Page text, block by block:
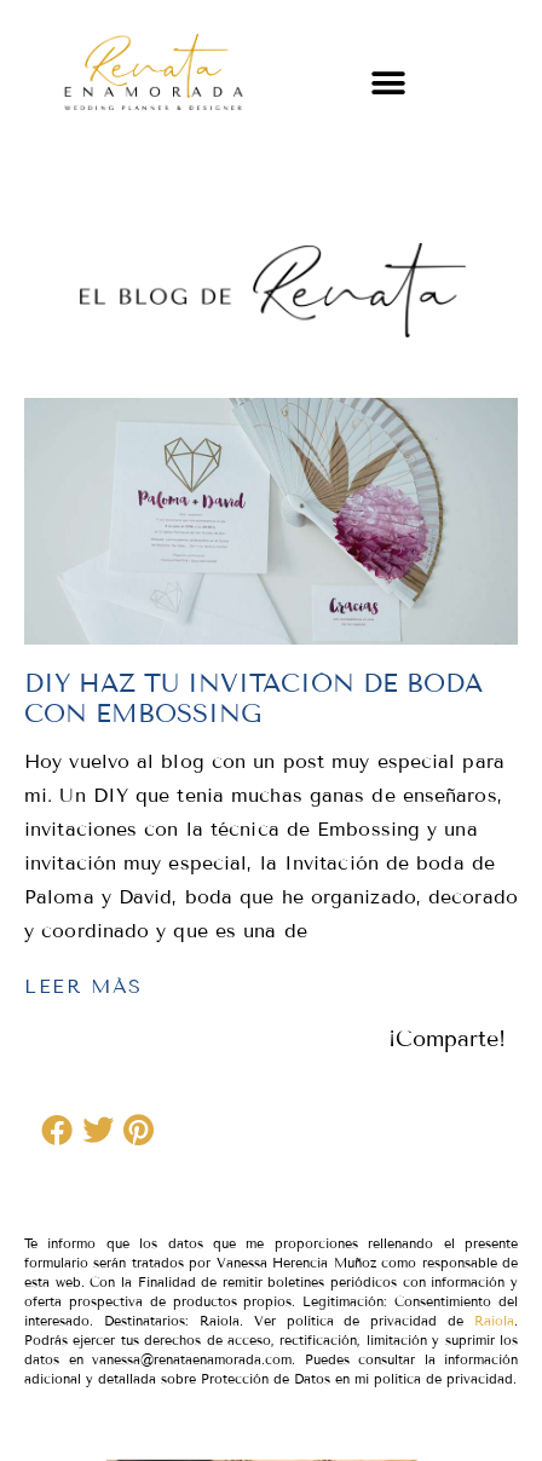
DIY HAZ TU INVITACIÓN DE BODA
CON EMBOSSING
Hoy vuelvo al blog con un post muy especial para
mi. Un DIY que tenia muchas ganas de enseñaros,
invitaciones con la técnica de Embossing y una
invitación muy especial, la Invitación de boda de
Paloma y David, boda que he organizado, decorado
y coordinado y que es una de
LEER MÁS
¡Comparte!
Te informo que los datos que me proporciones rellenando el presente
formulario serán tratados por Vanessa Herencia Muñoz como responsable de
esta web. Con la Finalidad de remitir boletines periódicos con información y
oferta prospectiva de productos propios. Legitimación: Consentimiento del
interesado. Destinatarios: Raiola. Ver política de privacidad de Raiola.
Podrás ejercer tus derechos de acceso, rectificación, limitación y suprimir los
datos en vanessa@renataenamorada.com. Puedes consultar la información
adicional y detallada sobre Protección de Datos en mi política de privacidad.